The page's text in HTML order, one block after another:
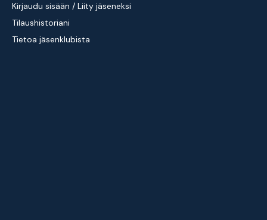
Kirjaudu sisään / Liity jäseneksi
Tilaushistoriani
Tietoa jäsenklubista